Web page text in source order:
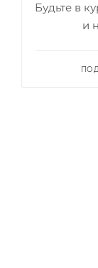
Будьте в
и